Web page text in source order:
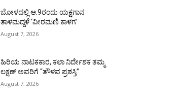
ಬೋಳದಲ್ಲಿ ಆ.9ರಂದು ಯಕ್ಷಗಾನ
ತಾಳಮದ್ದಳೆ ‘ವೀರಮಣಿ ಕಾಳಗ’
August 7, 2026
ಹಿರಿಯ ನಾಟಕಕಾರ, ಕಲಾ ನಿರ್ದೇಶಕ ತಮ್ಮ
ಲಕ್ಷಣ್ ಅವರಿಗೆ “ತೌಳವ ಪ್ರಶಸ್ತಿ”
August 7, 2026